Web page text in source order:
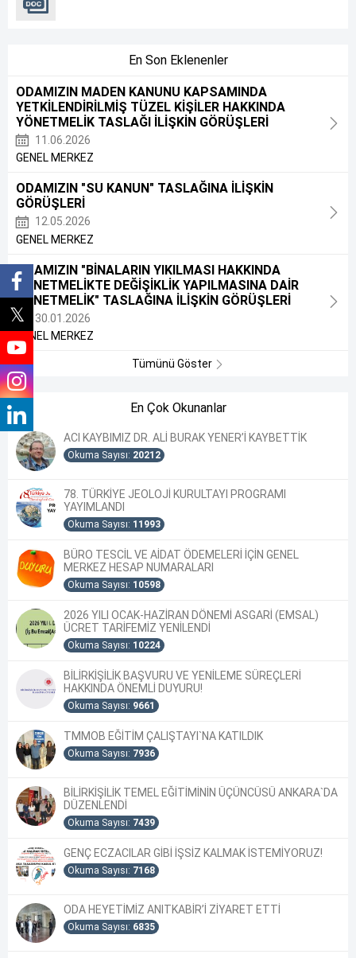
En Son Eklenenler
ODAMIZIN MADEN KANUNU KAPSAMINDA
YETKİLENDİRİLMİŞ TÜZEL KİŞİLER HAKKINDA
YÖNETMELİK TASLAĞI İLİŞKİN GÖRÜŞLERİ
11.06.2026
GENEL MERKEZ
ODAMIZIN "SU KANUN" TASLAĞINA İLİŞKİN
GÖRÜŞLERİ
12.05.2026
GENEL MERKEZ
ODAMIZIN "BİNALARIN YIKILMASI HAKKINDA
YÖNETMELİKTE DEĞİŞİKLİK YAPILMASINA DAİR
YÖNETMELİK" TASLAĞINA İLİŞKİN GÖRÜŞLERİ
30.01.2026
GENEL MERKEZ
Tümünü Göster
En Çok Okunanlar
ACI KAYBIMIZ DR. ALİ BURAK YENER’İ KAYBETTİK
Okuma Sayısı: 20212
78. TÜRKİYE JEOLOJİ KURULTAYI PROGRAMI
YAYIMLANDI
Okuma Sayısı: 11993
BÜRO TESCİL VE AİDAT ÖDEMELERİ İÇİN GENEL
MERKEZ HESAP NUMARALARI
Okuma Sayısı: 10598
2026 YILI OCAK-HAZİRAN DÖNEMİ ASGARİ (EMSAL)
ÜCRET TARİFEMİZ YENİLENDİ
Okuma Sayısı: 10224
BİLİRKİŞİLİK BAŞVURU VE YENİLEME SÜREÇLERİ
HAKKINDA ÖNEMLİ DUYURU!
Okuma Sayısı: 9661
TMMOB EĞİTİM ÇALIŞTAYI`NA KATILDIK
Okuma Sayısı: 7936
BİLİRKİŞİLİK TEMEL EĞİTİMİNİN ÜÇÜNCÜSÜ ANKARA`DA
DÜZENLENDİ
Okuma Sayısı: 7439
GENÇ ECZACILAR GİBİ İŞSİZ KALMAK İSTEMİYORUZ!
Okuma Sayısı: 7168
ODA HEYETİMİZ ANITKABİR’İ ZİYARET ETTİ
Okuma Sayısı: 6835